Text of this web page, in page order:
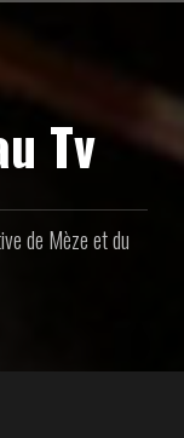
Tv
de Mèze et du